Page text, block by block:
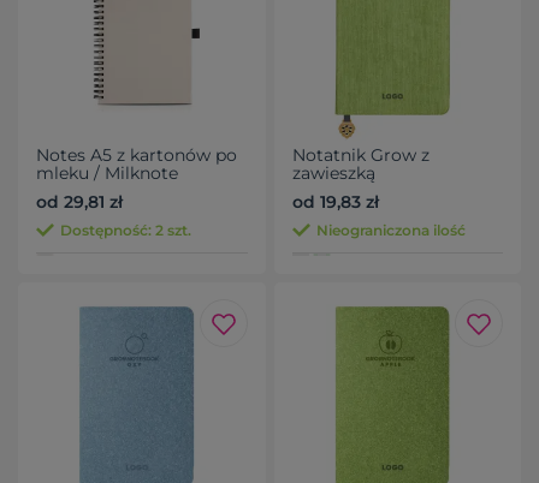
Notes A5 z kartonów po
mleku / Milknote
od 29,81 zł
Dostępność: 2 szt.
Notatnik Grow z
zawieszką
od 19,83 zł
Nieograniczona ilość